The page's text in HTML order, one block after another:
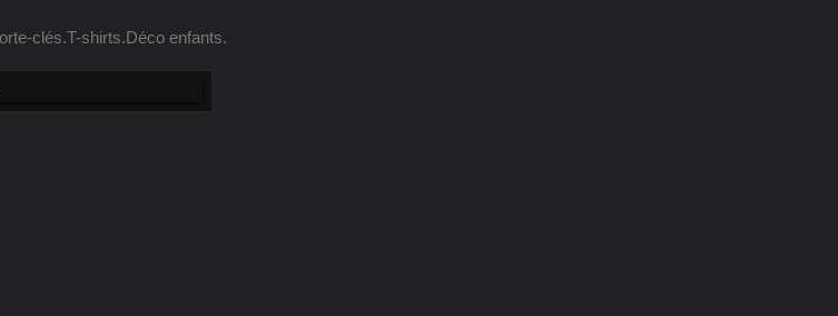
clés.T-shirts.Déco enfants.